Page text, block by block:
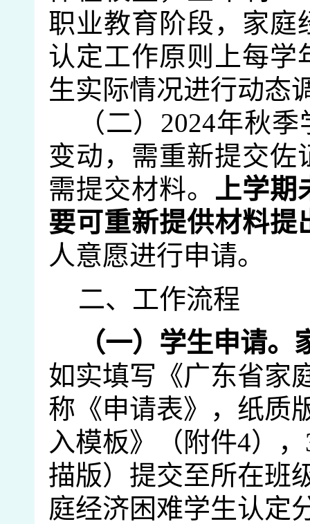
职业教育阶段，家庭
认定工作原则上每学
生实际情况进行动态
（二） 2024年秋季
变动，需重新提交佐
需提交材料。 上学期
要可重新提供材料提
人意愿进行申请。
二、工作流程
（一）学生申请
如实填写《广东省家
称《申请表》，纸质
入模板》（附件4） ，
描版）提交至所在班
庭经济困难学生认定